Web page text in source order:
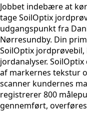
Jobbet indebære at
tage SoilOptix
udgangspunkt fra
Nørresundby. Din
SoilOptix
jordanalyser.
af markernes tekstur
scanner kundernes
registrerer 800
gennemført,